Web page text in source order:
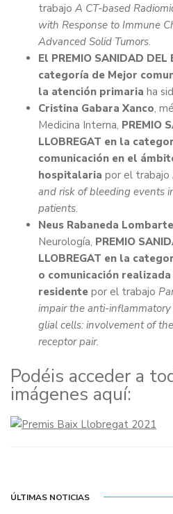
trabajo A CT-based
with Response to Immune
Advanced Solid Tumors.
El PREMIO SANIDAD
categoría de Mejor
la atención primaria ha
Cristina Gabara Xanco,
Medicina Interna, PREMIO
LLOBREGAT en la
comunicación en el
hospitalaria por el trabajo
and risk of bleeding events
patients.
Neus Rabaneda Lombarte
Neurología, PREMIO
LLOBREGAT en la
o comunicación
residente por el trabajo
impair the anti-
glial cells: involvement of
receptor pair.
Podéis acceder a
imágenes aquí:
ÚLTIMAS NOTICIAS